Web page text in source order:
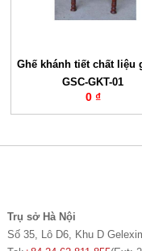
Ghế khánh tiết chất liệu
GSC-GKT-01
0 ₫
Trụ sở Hà Nội
Số 35, Lô D6, Khu D